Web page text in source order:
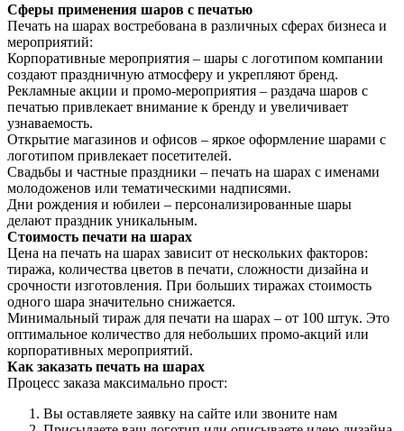
Сферы применения шаров с печатью
Печать на шарах востребована в различных сферах бизнеса и
мероприятий:
Корпоративные мероприятия – шары с логотипом компании
создают праздничную атмосферу и укрепляют бренд.
Рекламные акции и промо-мероприятия – раздача шаров с
печатью привлекает внимание к бренду и увеличивает
узнаваемость.
Открытие магазинов и офисов – яркое оформление шарами с
логотипом привлекает посетителей.
Свадьбы и частные праздники – печать на шарах с именами
молодоженов или тематическими надписями.
Дни рождения и юбилеи – персонализированные шары
делают праздник уникальным.
Стоимость печати на шарах
Цена на печать на шарах зависит от нескольких факторов:
тиража, количества цветов в печати, сложности дизайна и
срочности изготовления. При больших тиражах стоимость
одного шара значительно снижается.
Минимальный тираж для печати на шарах – от 100 штук. Это
оптимальное количество для небольших промо-акций или
корпоративных мероприятий.
Как заказать печать на шарах
Процесс заказа максимально прост:
Вы оставляете заявку на сайте или звоните нам